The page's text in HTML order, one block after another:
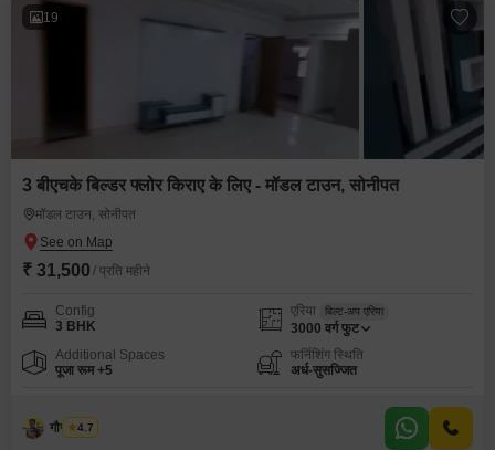
19
3 बीएचके बिल्डर फ्लोर किराए के लिए - मॉडल टाउन, सोनीपत
मॉडल टाउन, सोनीपत
₹ 31,500 / प्रति महीने
Config
3 BHK
एरिया बिल्ट-अप एरिया
3000 वर्ग फुट
Additional Spaces
पूजा रूम +5
फर्निशिंग स्थिति
अर्ध-सुसज्जित
गौरव भुगरा
4.7